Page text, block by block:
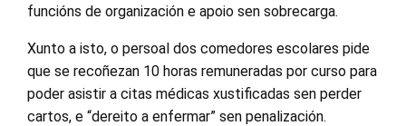
funcións de organización e apoio sen sobrecarga.
Xunto a isto, o persoal dos comedores escolares pide
que se recoñezan 10 horas remuneradas por curso para
poder asistir a citas médicas xustificadas sen perder
cartos, e “dereito a enfermar” sen penalización.